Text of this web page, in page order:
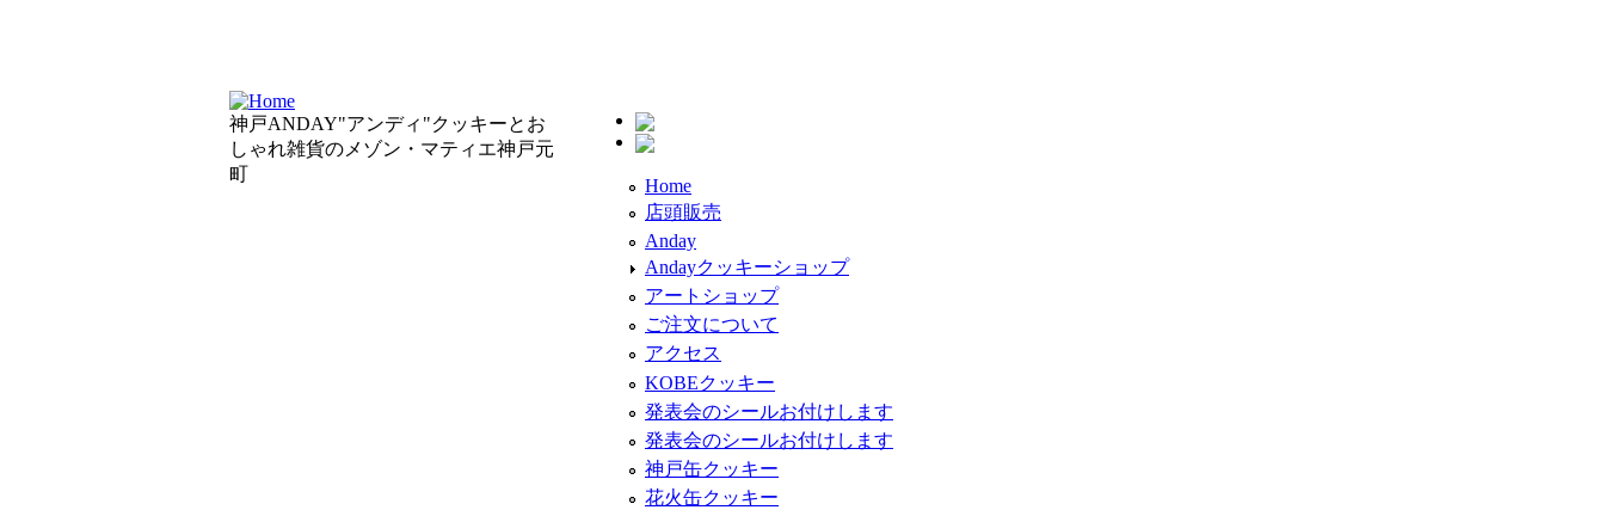
神戸ANDAY"アンディ"クッキーとお
しゃれ雑貨のメゾン・マティエ神戸元
町
Home
店頭販売
Anday
Andayクッキーショップ
アートショップ
ご注文について
アクセス
KOBEクッキー
発表会のシールお付けします
発表会のシールお付けします
神戸缶クッキー
花火缶クッキー